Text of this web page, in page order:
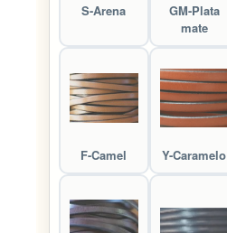
S-Arena
GM-Plata
mate
F-Camel Y-Caramelo